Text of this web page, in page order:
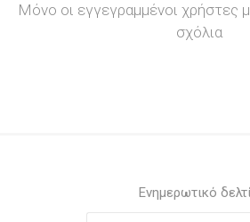
Μόνο οι εγγεγραμμένοι χρήστες
σχόλια
Ενημερωτικό